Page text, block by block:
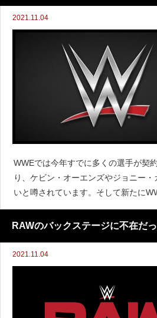
2021.11.04
WWEでは今年すでに多くの選手が契
り、ケビン・オーエンズやジョニー
いと噂されています。そして新たに
る選手がいるようです。『PWInsider
イリーは12月にWWEとの契約が満了
RAWのバックステージに不在だ
2021.11.04